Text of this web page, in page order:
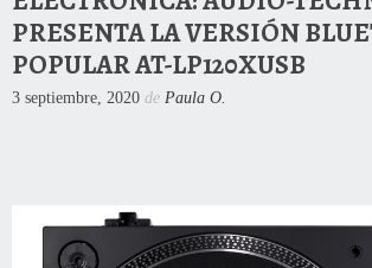
PRESENTA LA VERSIÓN
POPULAR AT-LP120XUSB
3 septiembre, 2020 de Paula O.